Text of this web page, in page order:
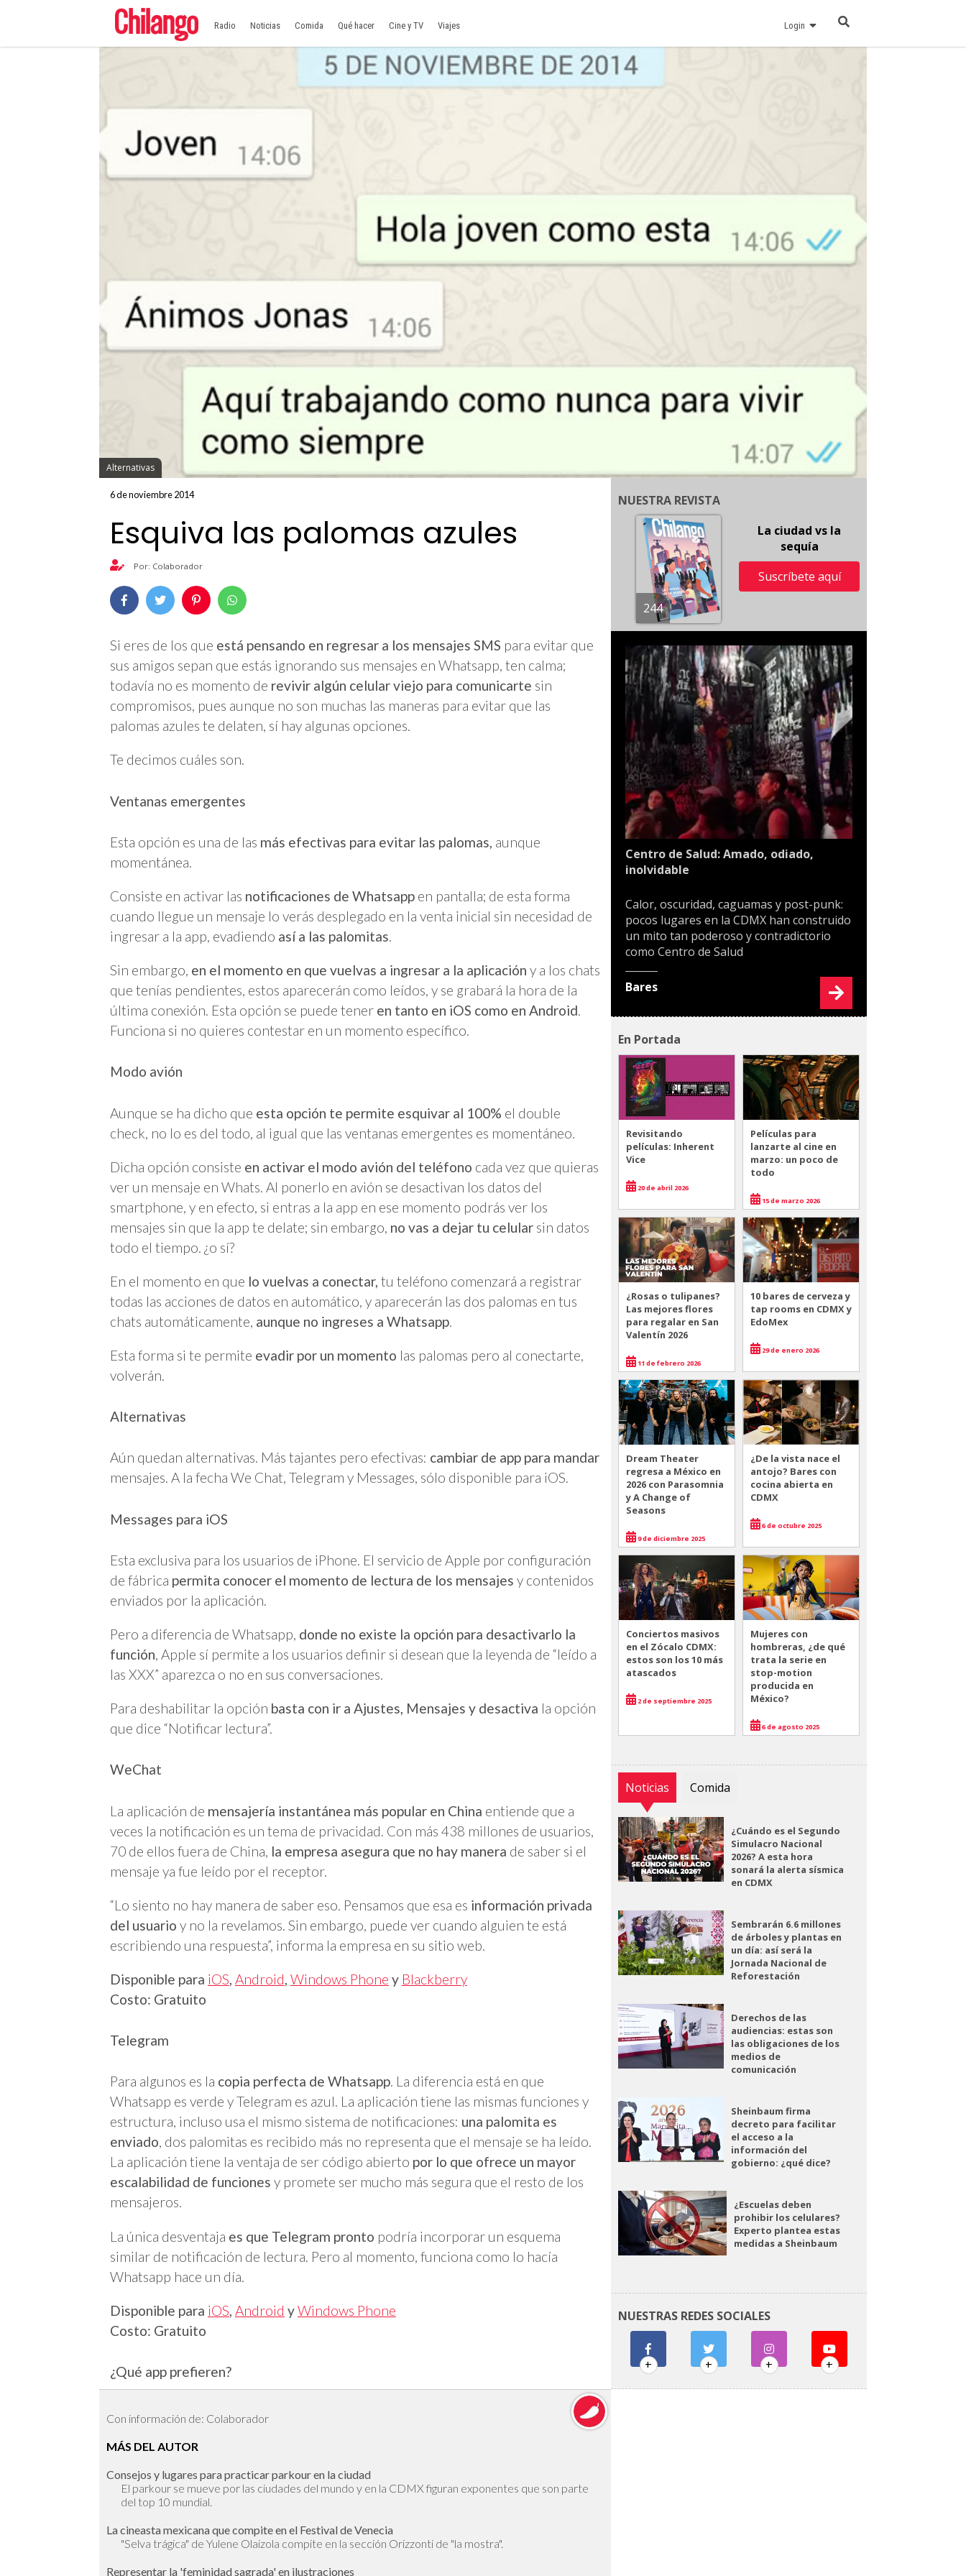
Radio Noticias Comida Qué hacer Cine y TV Viajes Login
Alternativas
6 de noviembre 2014
Esquiva las palomas azules
Por: Colaborador
Si eres de los que está pensando en regresar a los mensajes SMS para evitar que
sus amigos sepan que estás ignorando sus mensajes en Whatsapp, ten calma;
todavía no es momento de revivir algún celular viejo para comunicarte sin
compromisos, pues aunque no son muchas las maneras para evitar que las
palomas azules te delaten, sí hay algunas opciones.
Te decimos cuáles son.
Ventanas emergentes
Esta opción es una de las más efectivas para evitar las palomas, aunque
momentánea.
Consiste en activar las notificaciones de Whatsapp en pantalla; de esta forma
cuando llegue un mensaje lo verás desplegado en la venta inicial sin necesidad de
ingresar a la app, evadiendo así a las palomitas.
Sin embargo, en el momento en que vuelvas a ingresar a la aplicación y a los chats
que tenías pendientes, estos aparecerán como leídos, y se grabará la hora de la
última conexión. Esta opción se puede tener en tanto en iOS como en Android.
Funciona si no quieres contestar en un momento específico.
Modo avión
Aunque se ha dicho que esta opción te permite esquivar al 100% el double
check, no lo es del todo, al igual que las ventanas emergentes es momentáneo.
Dicha opción consiste en activar el modo avión del teléfono cada vez que quieras
ver un mensaje en Whats. Al ponerlo en avión se desactivan los datos del
smartphone, y en efecto, si entras a la app en ese momento podrás ver los
mensajes sin que la app te delate; sin embargo, no vas a dejar tu celular sin datos
todo el tiempo. ¿o sí?
En el momento en que lo vuelvas a conectar, tu teléfono comenzará a registrar
todas las acciones de datos en automático, y aparecerán las dos palomas en tus
chats automáticamente, aunque no ingreses a Whatsapp.
Esta forma si te permite evadir por un momento las palomas pero al conectarte,
volverán.
Alternativas
Aún quedan alternativas. Más tajantes pero efectivas: cambiar de app para mandar
mensajes. A la fecha We Chat, Telegram y Messages, sólo disponible para iOS.
Messages para iOS
Esta exclusiva para los usuarios de iPhone. El servicio de Apple por configuración
de fábrica permita conocer el momento de lectura de los mensajes y contenidos
enviados por la aplicación.
Pero a diferencia de Whatsapp, donde no existe la opción para desactivarlo la
función, Apple sí permite a los usuarios definir si desean que la leyenda de “leído a
las XXX” aparezca o no en sus conversaciones.
Para deshabilitar la opción basta con ir a Ajustes, Mensajes y desactiva la opción
que dice “Notificar lectura”.
WeChat
La aplicación de mensajería instantánea más popular en China entiende que a
veces la notificación es un tema de privacidad. Con más 438 millones de usuarios,
70 de ellos fuera de China, la empresa asegura que no hay manera de saber si el
mensaje ya fue leído por el receptor.
“Lo siento no hay manera de saber eso. Pensamos que esa es información privada
del usuario y no la revelamos. Sin embargo, puede ver cuando alguien te está
escribiendo una respuesta”, informa la empresa en su sitio web.
Disponible para iOS, Android, Windows Phone y Blackberry
Costo: Gratuito
Telegram
Para algunos es la copia perfecta de Whatsapp. La diferencia está en que
Whatsapp es verde y Telegram es azul. La aplicación tiene las mismas funciones y
estructura, incluso usa el mismo sistema de notificaciones: una palomita es
enviado, dos palomitas es recibido más no representa que el mensaje se ha leído.
La aplicación tiene la ventaja de ser código abierto por lo que ofrece un mayor
escalabilidad de funciones y promete ser mucho más segura que el resto de los
mensajeros.
La única desventaja es que Telegram pronto podría incorporar un esquema
similar de notificación de lectura. Pero al momento, funciona como lo hacía
Whatsapp hace un día.
Disponible para iOS, Android yWindows Phone
Costo: Gratuito
¿Qué app prefieren?
Con información de: Colaborador
MÁS DEL AUTOR
Consejos y lugares para practicar parkour en la ciudad
El parkour se mueve por las ciudades del mundo y en la CDMX figuran exponentes que son parte
del top 10 mundial.
La cineasta mexicana que compite en el Festival de Venecia
"Selva trágica" de Yulene Olaizola compite en la sección Orizzonti de "la mostra".
Representar la 'feminidad sagrada' en ilustraciones
NUESTRA REVISTA
244
La ciudad vs la
sequía
Suscríbete aquí
Centro de Salud: Amado, odiado,
inolvidable
Calor, oscuridad, caguamas y post-punk:
pocos lugares en la CDMX han construido
un mito tan poderoso y contradictorio
como Centro de Salud
Bares
En Portada
Revisitando
películas: Inherent
Vice
20 de abril 2026
Películas para
lanzarte al cine en
marzo: un poco de
todo
15 de marzo 2026
¿Rosas o tulipanes?
Las mejores flores
para regalar en San
Valentín 2026
11 de febrero 2026
10 bares de cerveza y
tap rooms en CDMX y
EdoMex
29 de enero 2026
Dream Theater
regresa a México en
2026 con Parasomnia
y A Change of
Seasons
9 de diciembre 2025
¿De la vista nace el
antojo? Bares con
cocina abierta en
CDMX
6 de octubre 2025
Conciertos masivos
en el Zócalo CDMX:
estos son los 10 más
atascados
2 de septiembre 2025
Mujeres con
hombreras, ¿de qué
trata la serie en
stop-motion
producida en
México?
6 de agosto 2025
Noticias Comida
¿Cuándo es el Segundo
Simulacro Nacional
2026? A esta hora
sonará la alerta sísmica
en CDMX
Sembrarán 6.6 millones
de árboles y plantas en
un día: así será la
Jornada Nacional de
Reforestación
Derechos de las
audiencias: estas son
las obligaciones de los
medios de
comunicación
Sheinbaum firma
decreto para facilitar
el acceso a la
información del
gobierno: ¿qué dice?
¿Escuelas deben
prohibir los celulares?
Experto plantea estas
medidas a Sheinbaum
NUESTRAS REDES SOCIALES
+ + + +